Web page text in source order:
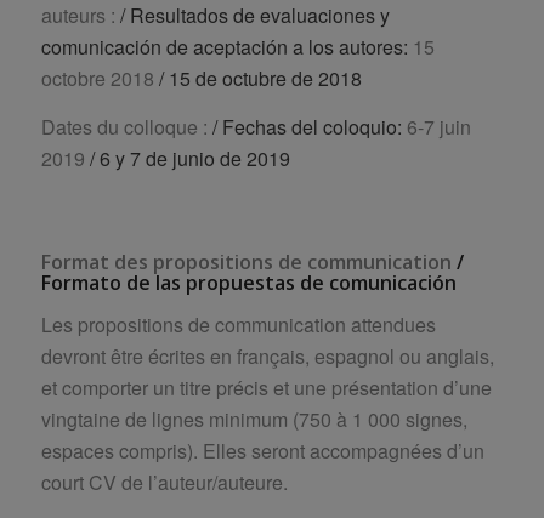
auteurs : / Resultados de evaluaciones y
comunicación de aceptación a los autores: 15
octobre 2018 / 15 de octubre de 2018
Dates du colloque : / Fechas del coloquio: 6-7 juin
2019 / 6 y 7 de junio de 2019
Format des propositions de communication /
Formato de las propuestas de comunicación
Les propositions de communication attendues
devront être écrites en français, espagnol ou anglais,
et comporter un titre précis et une présentation d’une
vingtaine de lignes minimum (750 à 1 000 signes,
espaces compris). Elles seront accompagnées d’un
court CV de l’auteur/auteure.